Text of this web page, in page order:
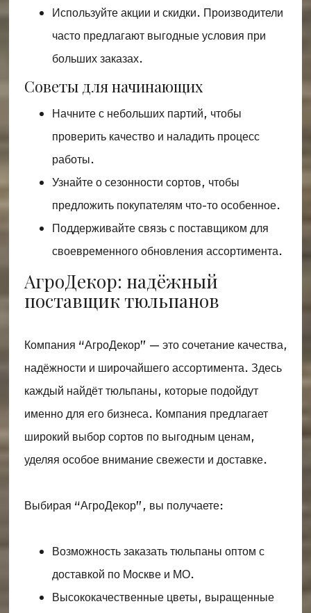
Используйте акции и скидки. Производители
часто предлагают выгодные условия при
больших заказах.
Советы для начинающих
Начните с небольших партий, чтобы
проверить качество и наладить процесс
работы.
Узнайте о сезонности сортов, чтобы
предложить покупателям что-то особенное.
Поддерживайте связь с поставщиком для
своевременного обновления ассортимента.
АгроДекор: надёжный
поставщик тюльпанов
Компания “АгроДекор” — это сочетание качества,
надёжности и широчайшего ассортимента. Здесь
каждый найдёт тюльпаны, которые подойдут
именно для его бизнеса. Компания предлагает
широкий выбор сортов по выгодным ценам,
уделяя особое внимание свежести и доставке.
Выбирая “АгроДекор”, вы получаете:
Возможность заказать тюльпаны оптом с
доставкой по Москве и МО.
Высококачественные цветы, выращенные